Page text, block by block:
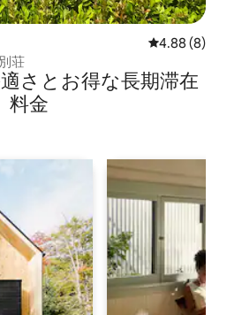
レビュー8件
4.88 (8)
荘
さ⁠とお⁠得⁠な長⁠期⁠滞⁠在
料⁠金